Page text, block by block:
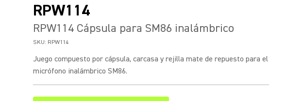
RPW114
RPW114 Cápsula para SM86 inalámbrico
SKU: RPW114
Juego compuesto por cápsula, carcasa y rejilla mate de repuesto para el
micrófono inalámbrico SM86.